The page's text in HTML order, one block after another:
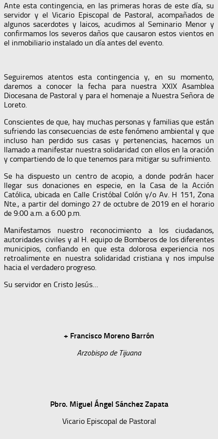
Ante esta contingencia, en las primeras horas de este día, su
servidor y el Vicario Episcopal de Pastoral, acompañados de
algunos sacerdotes y laicos, acudimos al Seminario Menor y
confirmamos los severos daños que causaron estos vientos en
el inmobiliario instalado un día antes del evento.
Seguiremos atentos esta contingencia y, en su momento,
daremos a conocer la fecha para nuestra XXIX Asamblea
Diocesana de Pastoral y para el homenaje a Nuestra Señora de
Loreto.
Conscientes de que, hay muchas personas y familias que están
sufriendo las consecuencias de este fenómeno ambiental y que
incluso han perdido sus casas y pertenencias, hacemos un
llamado a manifestar nuestra solidaridad con ellos en la oración
y compartiendo de lo que tenemos para mitigar su sufrimiento.
Se ha dispuesto un centro de acopio, a donde podrán hacer
llegar sus donaciones en especie, en la Casa de la Acción
Católica, ubicada en Calle Cristóbal Colón y/o Av. H 151, Zona
Nte., a partir del domingo 27 de octubre de 2019 en el horario
de 9:00 a.m. a 6:00 p.m.
Manifestamos nuestro reconocimiento a los ciudadanos,
autoridades civiles y al H. equipo de Bomberos de los diferentes
municipios, confiando en que esta dolorosa experiencia nos
retroalimente en nuestra solidaridad cristiana y nos impulse
hacia el verdadero progreso.
Su servidor en Cristo Jesús…
+ Francisco Moreno Barrón
Arzobispo de Tijuana
Pbro. Miguel Ángel Sánchez Zapata
Vicario Episcopal de Pastoral